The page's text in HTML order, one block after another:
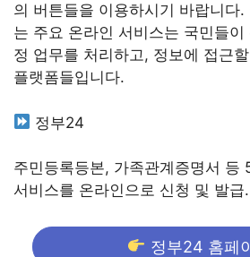
의 버튼들을 이용하시기 바랍니다
는 주요 온라인 서비스는 국민들이
정 업무를 처리하고, 정보에 접근
플랫폼들입니다.
정부24
주민등록등본, 가족관계증명서 등
서비스를 온라인으로 신청 및 발급.
정부24 홈페